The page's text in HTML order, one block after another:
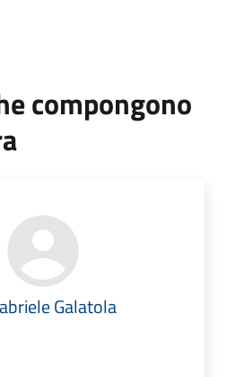
compongono
Galatola